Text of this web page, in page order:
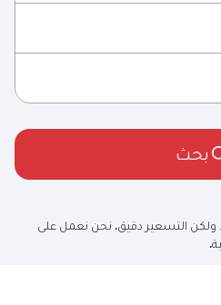
بحث
ولكن التسعير دقيق. نحن نعمل على